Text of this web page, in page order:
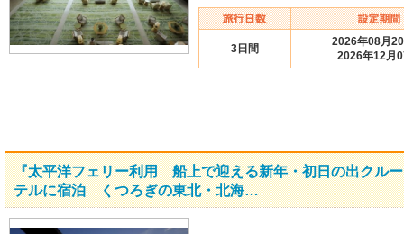
3日間
2026年08月
2026年12月
『太平洋フェリー利用 船上で迎える新年・初日の出クル
テルに宿泊 くつろぎの東北・北海…